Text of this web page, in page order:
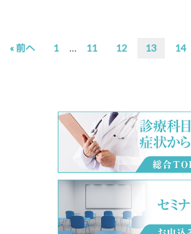
« 前へ
次
1
Interim
pages
…
次
11
次
12
次
13
次
14